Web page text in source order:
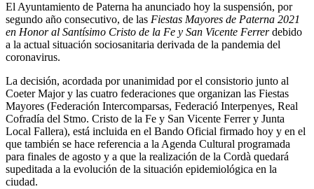
El Ayuntamiento de Paterna ha anunciado hoy la suspensión, por
segundo año consecutivo, de las Fiestas Mayores de Paterna 2021
en Honor al Santísimo Cristo de la Fe y San Vicente Ferrerdebido
a la actual situación sociosanitaria derivada de la pandemia del
coronavirus.
La decisión, acordada por unanimidad por el consistorio junto al
Coeter Major y las cuatro federaciones que organizan las Fiestas
Mayores (Federación Intercomparsas, Federació Interpenyes, Real
Cofradía del Stmo. Cristo de la Fe y San Vicente Ferrer y Junta
Local Fallera), está incluida en el Bando Oficial firmado hoy y en el
que también se hace referencia a la Agenda Cultural programada
para finales de agosto y a que la realización de la Cordà quedará
supeditada a la evolución de la situación epidemiológica en la
ciudad.